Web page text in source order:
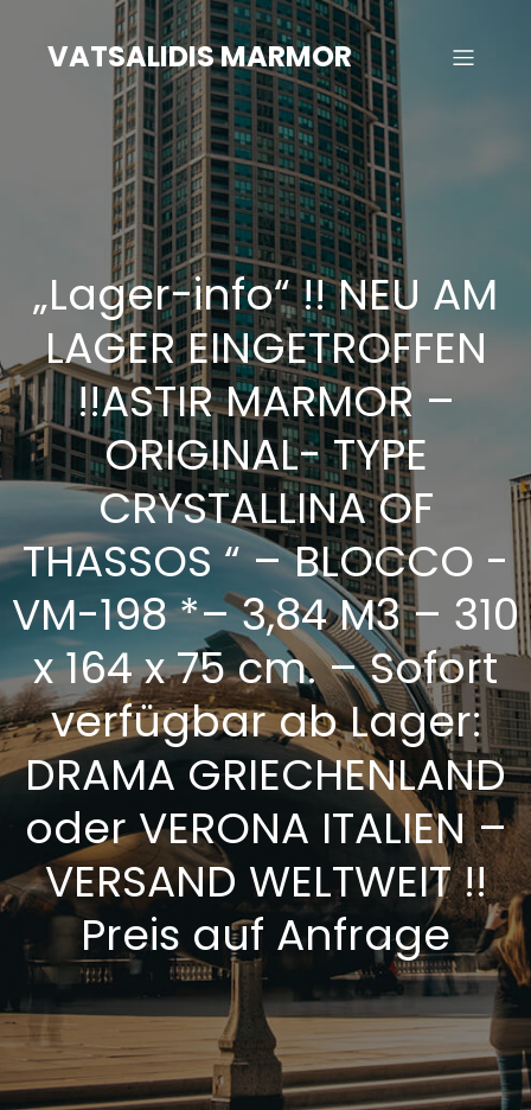
springenVATSALIDIS MARMOR
„Lager-info“ !! NEU AM
LAGER EINGETROFFEN
!!ASTIR MARMOR –
ORIGINAL- TYPE
CRYSTALLINA OF
THASSOS “ – BLOCCO -
VM-198 *– 3,84 M3 – 310
x 164 x 75 cm. – Sofort
verfügbar ab Lager:
DRAMA GRIECHENLAND
oder VERONA ITALIEN –
VERSAND WELTWEIT !!
Preis auf Anfrage